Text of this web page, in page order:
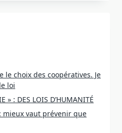
le choix des coopératives. Je
loi
» : DES LOIS D’HUMANITÉ
mieux vaut prévenir que